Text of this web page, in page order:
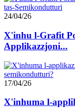
24/04/26
X'inhu l-Grafit
Applikazzjoni...
17/04/26
X'inhuma l-